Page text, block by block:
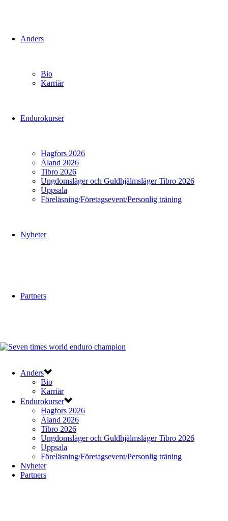
Anders
Bio
Karriär
Endurokurser
Hagfors 2026
Åland 2026
Tibro 2026
Ungdomsläger och Guldhjälmsläger Tibro 2026
Uppsala
Föreläsning/Företagsevent/Personlig träning
Nyheter
Partners
Anders
Bio
Karriär
Endurokurser
Hagfors 2026
Åland 2026
Tibro 2026
Ungdomsläger och Guldhjälmsläger Tibro 2026
Uppsala
Föreläsning/Företagsevent/Personlig träning
Nyheter
Partners